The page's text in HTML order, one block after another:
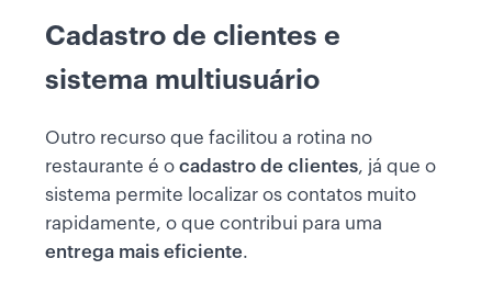
Cadastro de clientes e
sistema multiusuário
Outro recurso que facilitou a rotina no
restaurante é o cadastro de clientes, já que o
sistema permite localizar os contatos muito
rapidamente, o que contribui para uma
entrega mais eficiente.